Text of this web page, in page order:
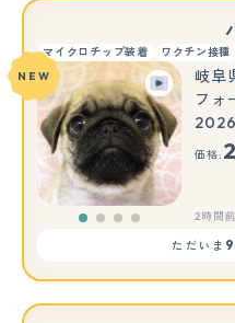
マイクロチップ装着
ワクチン接種
NEW
岐阜
フォ
価格:
2時間前
ただいま